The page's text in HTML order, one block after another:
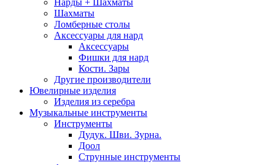
Нарды + Шахматы
Шахматы
Ломберные столы
Аксессуары для нард
Аксессуары
Фишки для нард
Кости. Зары
Другие производители
Ювелирные изделия
Изделия из серебра
Музыкальные инструменты
Инструменты
Дудук. Шви. Зурна.
Доол
Струнные инструменты